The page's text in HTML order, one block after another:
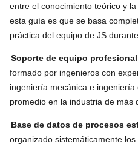
entre el conocimiento teórico y
esta guía es que se basa
práctica del equipo de JS
Soporte de equipo
formado por ingenieros con
ingeniería mecánica e
promedio en la industria de más
Base de datos de procesos
organizado sistemáticamente